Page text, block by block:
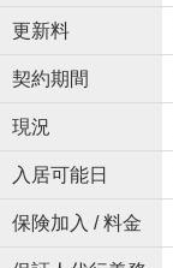
更新料
契約期間
現況
入居可能日
保険加入 / 料金